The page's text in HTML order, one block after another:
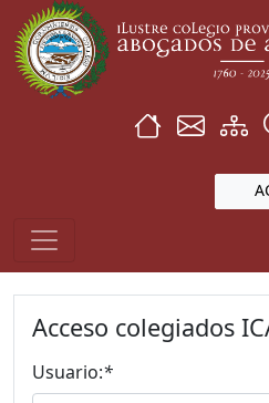
Acceso colegiados
Usuario:*